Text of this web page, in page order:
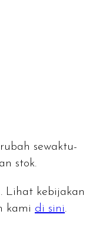
sewaktu-
stok.
Lihat kebijakan
kami di sini.